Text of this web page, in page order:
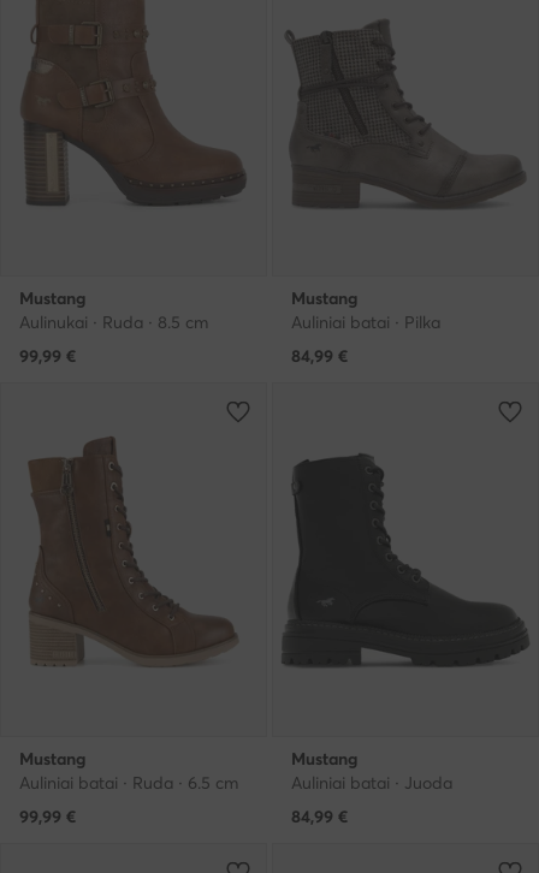
Mustang
Aulinukai · Ruda · 8.5 cm
99,99 €
Mustang
Auliniai batai · Pilka
84,99 €
Mustang
Auliniai batai · Ruda · 6.5 cm
99,99 €
Mustang
Auliniai batai · Juoda
84,99 €